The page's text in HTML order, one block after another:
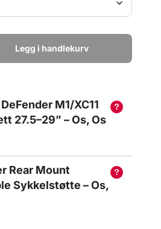
M1/XC11
27.5–29” – Os, Os
Rear Mount
Sykkelstøtte – Os,
Legg i handlekurv